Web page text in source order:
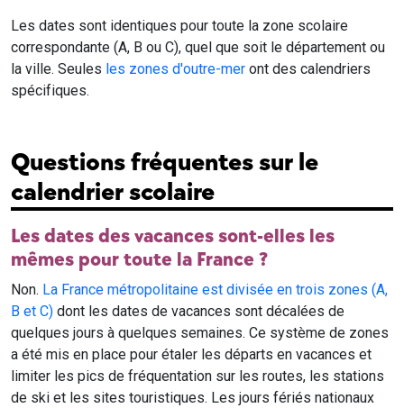
Les dates sont identiques pour toute la zone scolaire
correspondante (A, B ou C), quel que soit le département ou
la ville. Seules les zones d'outre-mer ont des calendriers
spécifiques.
Questions fréquentes sur le
calendrier scolaire
Les dates des vacances sont-elles les
mêmes pour toute la France ?
Non. La France métropolitaine est divisée en trois zones (A,
B et C) dont les dates de vacances sont décalées de
quelques jours à quelques semaines. Ce système de zones
a été mis en place pour étaler les départs en vacances et
limiter les pics de fréquentation sur les routes, les stations
de ski et les sites touristiques. Les jours fériés nationaux